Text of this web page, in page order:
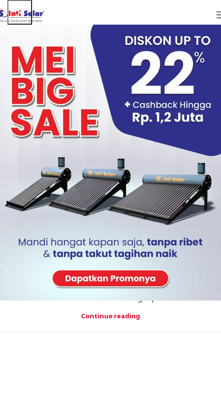
06
JUN
Khasiat Seduhan Temulawak Yang Dibuat
Dengan Solar Water Heater
Temulawak telah terbukti sejak bertahun-tahun
sebagai rimpang dengan beragam manfaat. Membuat
Continue reading